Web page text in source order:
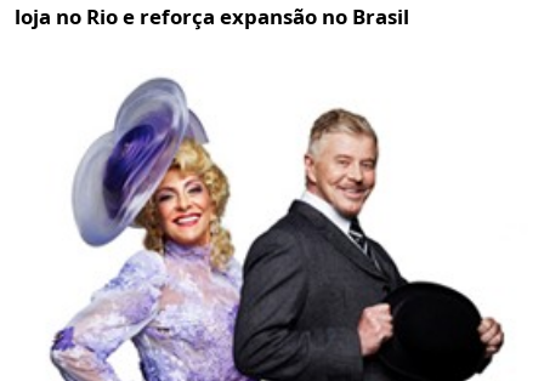
loja no Rio e reforça expansão no Brasil